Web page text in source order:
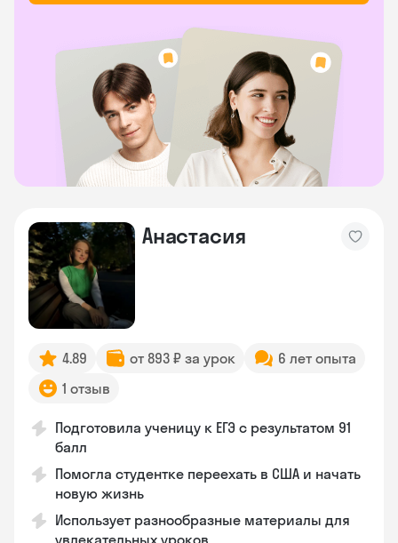
Анастасия
4.89 от 893 ₽ за урок
6 лет опыта
1 отзыв
Подготовила ученицу к ЕГЭ с результатом 91
балл
Помогла студентке переехать в США и начать
новую жизнь
Использует разнообразные материалы для
увлекательных уроков